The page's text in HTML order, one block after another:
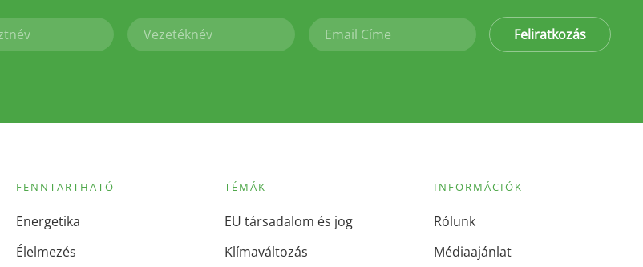
Feliratkozás
FENNTARTHATÓ
Energetika
Élelmezés
TÉMÁK
EU társadalom és jog
Klímaváltozás
INFORMÁCIÓK
Rólunk
Médiaajánlat